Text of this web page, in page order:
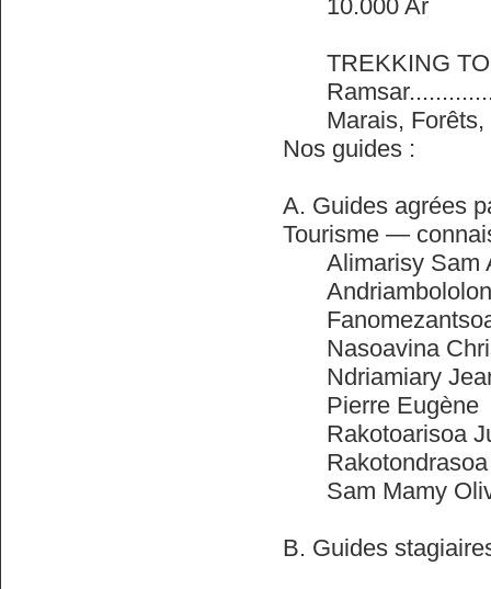
10.000 Ar
TREKKING
Marais,
Nos guides :
A. Guides agrées
Tourisme —
Alimarisy Sam
Nasoavina
Ndriamiary
Pierre Eugène
Rakotoarisoa
Sam Mamy
B. Guides